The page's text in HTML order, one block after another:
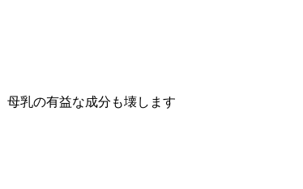
乳の有益な成分も壊します